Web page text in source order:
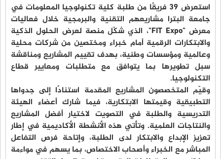
استعرض 39 فريقًا من طلبة كلية تكنولوجيا المعلومات في
جامعة البترا مشاريعهم التقنية والبرمجية خلال فعاليات
معرض "FIT Expo"، الذي شكّل منصة لعرض الحلول الذكية
والابتكارات الرقمية أمام خبراء ومختصين من شركات محلية
وعالمية ومؤسسات وطنية، بهدف تقييم المشاريع ومناقشة
سبل تطويرها بما يتوافق مع متطلبات ومعايير قطاع
التكنولوجيا.
وقيّم المتخصصون المشاريع المقدمة استنادًا إلى جدواها
التطبيقية وقيمتها الابتكارية، فيما شارك أعضاء الهيئة
التدريسية والطلبة في التصويت لاختيار أفضل المشاريع
والنتاجات العلمية. وتأتي هذه الأنشطة الأكاديمية في إطار
تعزيز الإبداع والابتكار لدى الطلبة، وإتاحة فرص التفاعل
المباشر مع الخبراء وأصحاب الاختصاص، بما يسهم في مواءمة